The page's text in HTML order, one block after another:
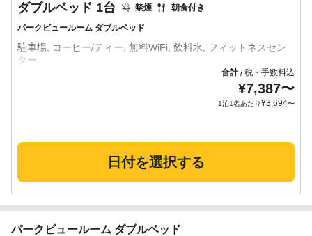
パークビュールーム ダブルベッド
禁煙 朝食付き
ダブルベッド 1台
駐車場, コーヒー/ティー, 無料WiFi, 飲料水, フィットネスセン
合計/税・手数料込
¥7,387〜
1泊1名あたり¥3,694〜
日付を選択する
パークビュールーム ダブルベッド